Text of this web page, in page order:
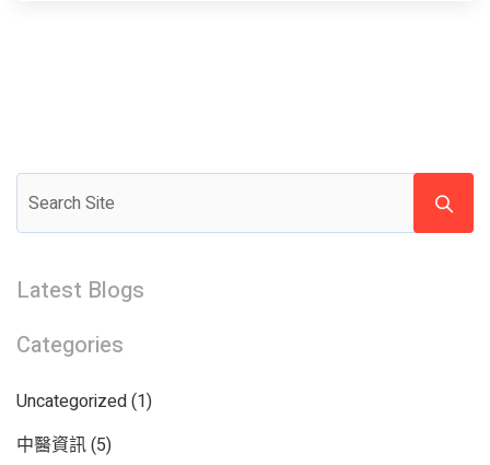
Latest Blogs
Categories
Uncategorized(1)
中醫資訊(5)